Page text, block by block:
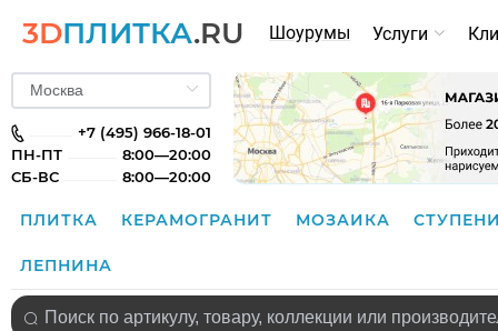
3DПЛИТКА.RU Шоурумы Услуги
+7 (495) 966-18-01
ПН-ПТ
8:00—20:00
СБ-ВС
8:00—20:00
ПЛИТКА КЕРАМОГРАНИТ МОЗАИКА
ЛЕПНИНА